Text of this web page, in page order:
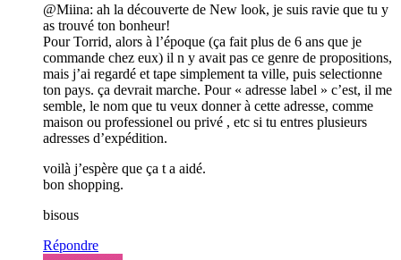
@Miina: ah la découverte de New look, je suis ravie que tu y
as trouvé ton bonheur!
Pour Torrid, alors à l’époque (ça fait plus de 6 ans que je
commande chez eux) il n y avait pas ce genre de propositions,
mais j’ai regardé et tape simplement ta ville, puis selectionne
ton pays. ça devrait marche. Pour « adresse label » c’est, il me
semble, le nom que tu veux donner à cette adresse, comme
maison ou professionel ou privé , etc si tu entres plusieurs
adresses d’expédition.
voilà j’espère que ça t a aidé.
bon shopping.
bisous
Répondre